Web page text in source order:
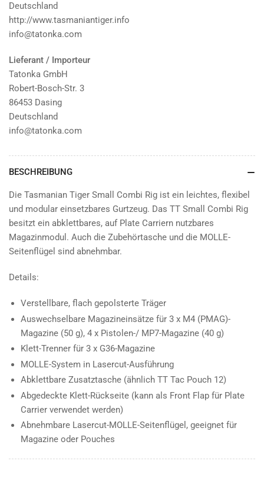
Deutschland
http://www.tasmaniantiger.info
info@tatonka.com
Lieferant / Importeur
Tatonka GmbH
Robert-Bosch-Str. 3
86453 Dasing
Deutschland
info@tatonka.com
BESCHREIBUNG
Die Tasmanian Tiger Small Combi Rig ist ein leichtes, flexibel
und modular einsetzbares Gurtzeug. Das TT Small Combi Rig
besitzt ein abklettbares, auf Plate Carriern nutzbares
Magazinmodul. Auch die Zubehörtasche und die MOLLE-
Seitenflügel sind abnehmbar.
Details:
Verstellbare, flach gepolsterte Träger
Auswechselbare Magazineinsätze für 3 x M4 (PMAG)-
Magazine (50 g), 4 x Pistolen-/ MP7-Magazine (40 g)
Klett-Trenner für 3 x G36-Magazine
MOLLE-System in Lasercut-Ausführung
Abklettbare Zusatztasche (ähnlich TT Tac Pouch 12)
Abgedeckte Klett-Rückseite (kann als Front Flap für Plate
Carrier verwendet werden)
Abnehmbare Lasercut-MOLLE-Seitenflügel, geeignet für
Magazine oder Pouches